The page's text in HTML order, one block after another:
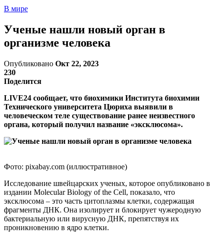
В мире
Ученые нашли новый орган в
организме человека
Опубликовано Окт 22, 2023
230
Поделится
LIVE24 сообщает, что биохимики Института биохимии
Технического университета Цюриха выявили в
человеческом теле существование ранее неизвестного
органа, который получил название «эксклюсома».
Фото: pixabay.com (иллюстративное)
Исследование швейцарских ученых, которое опубликовано в
издании Molecular Biology of the Cell, показало, что
эксклюсома – это часть цитоплазмы клетки, содержащая
фрагменты ДНК. Она изолирует и блокирует чужеродную
бактериальную или вирусную ДНК, препятствуя их
проникновению в ядро клетки.